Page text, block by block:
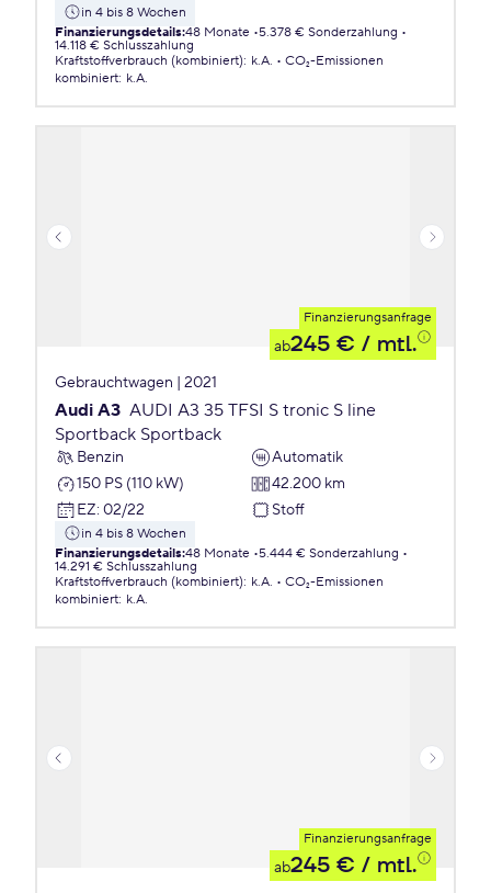
in 4 bis 8 Wochen
Finanzierungsdetails:48 Monate 5.378 € Sonderzahlung
14.118 € Schlusszahlung
Kraftstoffverbrauch (kombiniert): k.A.
CO₂-Emissionen
kombiniert: k.A.
Finanzierungsanfrage
ab245 € / mtl.
Gebrauchtwagen | 2021
Audi A3 AUDI A3 35 TFSI S tronic S line
Sportback Sportback
Benzin
Automatik
150 PS (110 kW)
42.200 km
EZ: 02/22 Stoff
in 4 bis 8 Wochen
Finanzierungsdetails:48 Monate 5.444 € Sonderzahlung
14.291 € Schlusszahlung
Kraftstoffverbrauch (kombiniert): k.A.
CO₂-Emissionen
kombiniert: k.A.
Finanzierungsanfrage
ab245 € / mtl.